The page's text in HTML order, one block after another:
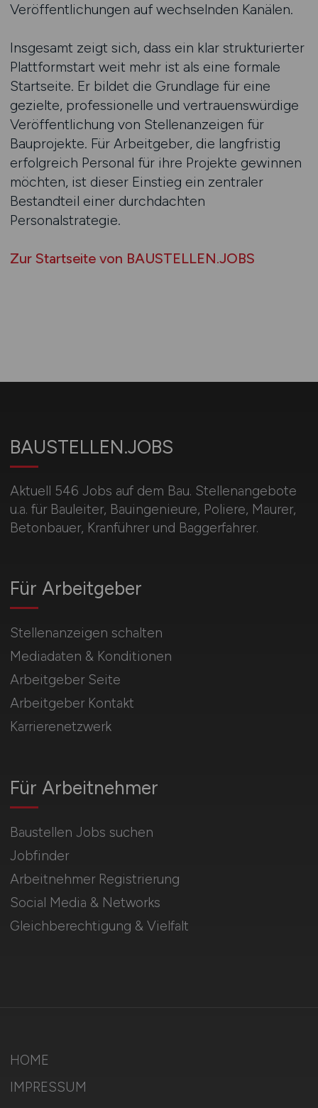
Veröffentlichungen auf wechselnden Kanälen.
Insgesamt zeigt sich, dass ein klar strukturierter
Plattformstart weit mehr ist als eine formale
Startseite. Er bildet die Grundlage für eine
gezielte, professionelle und vertrauenswürdige
Veröffentlichung von Stellenanzeigen für
Bauprojekte. Für Arbeitgeber, die langfristig
erfolgreich Personal für ihre Projekte gewinnen
möchten, ist dieser Einstieg ein zentraler
Bestandteil einer durchdachten
Personalstrategie.
Zur Startseite von BAUSTELLEN.JOBS
BAUSTELLEN.JOBS
Aktuell 546 Jobs auf dem Bau. Stellenangebote
u.a. für Bauleiter, Bauingenieure, Poliere, Maurer,
Betonbauer, Kranführer und Baggerfahrer.
Für Arbeitnehmer
Baustellen Jobs suchen
Jobfinder
Arbeitnehmer Registrierung
Social Media & Networks
Gleichberechtigung & Vielfalt
Für Arbeitgeber
Stellenanzeigen schalten
Mediadaten & Konditionen
Arbeitgeber Seite
Arbeitgeber Kontakt
Karrierenetzwerk
HOME
IMPRESSUM